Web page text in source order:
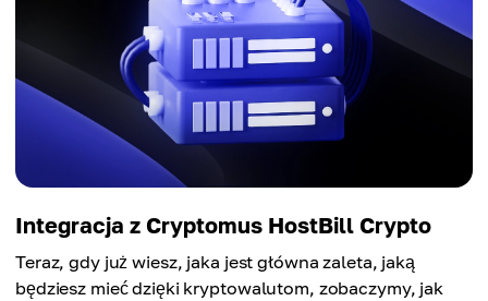
Integracja z Cryptomus HostBill Crypto
Teraz, gdy już wiesz, jaka jest główna zaleta, jaką
będziesz mieć dzięki kryptowalutom, zobaczymy, jak